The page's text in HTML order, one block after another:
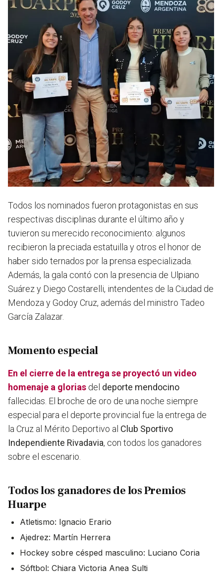
Todos los nominados fueron protagonistas en sus
respectivas disciplinas durante el último año y
tuvieron su merecido reconocimiento: algunos
recibieron la preciada estatuilla y otros el honor de
haber sido ternados por la prensa especializada.
Además, la gala contó con la presencia de Ulpiano
Suárez y Diego Costarelli, intendentes de la Ciudad de
Mendoza y Godoy Cruz, además del ministro Tadeo
García Zalazar.
Momento especial
En el cierre de la entrega se proyectó un video
homenaje a glorias del deporte mendocino
fallecidas. El broche de oro de una noche siempre
especial para el deporte provincial fue la entrega de
la Cruz al Mérito Deportivo al Club Sportivo
Independiente Rivadavia, con todos los ganadores
sobre el escenario.
Todos los ganadores de los Premios
Huarpe
Atletismo: Ignacio Erario
Ajedrez: Martín Herrera
Hockey sobre césped masculino: Luciano Coria
Sóftbol: Chiara Victoria Anea Sulti